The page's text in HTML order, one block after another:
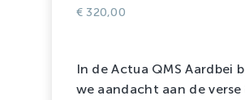
€320,00
In de Actua QMS Aardbei
we aandacht aan de verse